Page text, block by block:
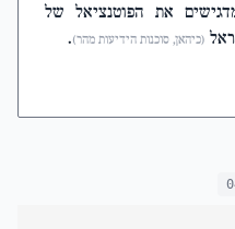
את הפוטנציאל של
(כיהאן, סוכנות הידיעות מהר).